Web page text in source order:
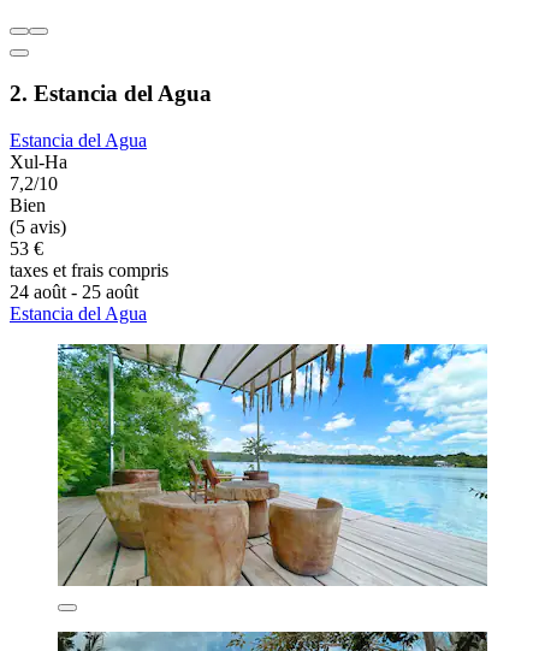
2. Estancia del Agua
Estancia del Agua
Xul-Ha
7,2/10
Bien
(5 avis)
53 €
taxes et frais compris
24 août - 25 août
Estancia del Agua